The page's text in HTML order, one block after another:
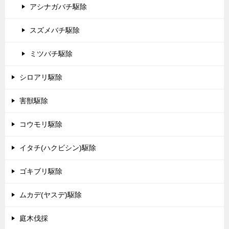
アシナガバチ駆除
スズメバチ駆除
ミツバチ駆除
シロアリ駆除
害獣駆除
コウモリ駆除
イタチ(ハクビシン)駆除
ゴキブリ駆除
ムカデ(ヤスデ)駆除
庭木伐採